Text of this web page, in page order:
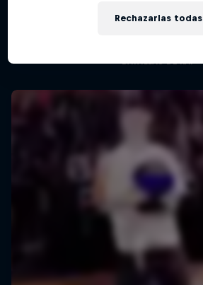
Rechazarlas todas